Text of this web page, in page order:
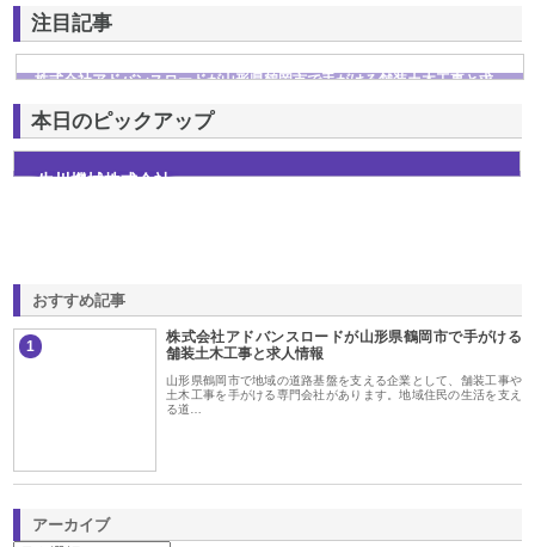
注目記事
株式会社アドバンスロードが山形県鶴岡市で手がける舗装土木工事と求
本日のピックアップ
生川機械株式会社
おすすめ記事
1
株式会社アドバンスロードが山形県鶴岡市で手がける
舗装土木工事と求人情報
山形県鶴岡市で地域の道路基盤を支える企業として、舗装工事や
土木工事を手がける専門会社があります。地域住民の生活を支え
る道…
アーカイブ